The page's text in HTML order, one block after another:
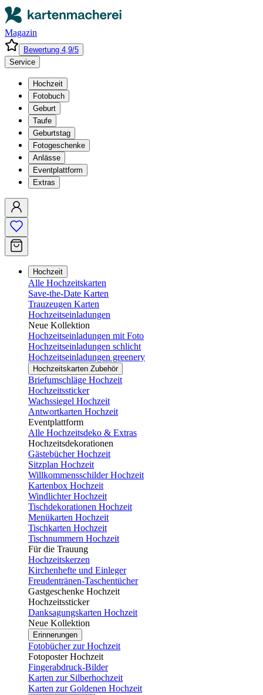
Magazin
Bewertung 4,9/5
Service
Hochzeit
Fotobuch
Geburt
Taufe
Geburtstag
Fotogeschenke
Anlässe
Eventplattform
Extras
Hochzeit
Alle Hochzeitskarten
Save-the-Date Karten
Trauzeugen Karten
Hochzeitseinladungen
Neue Kollektion
Hochzeitseinladungen mit Foto
Hochzeitseinladungen schlicht
Hochzeitseinladungen greenery
Hochzeitskarten Zubehör
Briefumschläge Hochzeit
Hochzeitssticker
Wachssiegel Hochzeit
Antwortkarten Hochzeit
Eventplattform
Alle Hochzeitsdeko & Extras
Hochzeitsdekorationen
Gästebücher Hochzeit
Sitzplan Hochzeit
Willkommensschilder Hochzeit
Kartenbox Hochzeit
Windlichter Hochzeit
Tischdekorationen Hochzeit
Menükarten Hochzeit
Tischkarten Hochzeit
Tischnummern Hochzeit
Für die Trauung
Hochzeitskerzen
Kirchenhefte und Einleger
Freudentränen-Taschentücher
Gastgeschenke Hochzeit
Hochzeitssticker
Danksagungskarten Hochzeit
Neue Kollektion
Erinnerungen
Fotobücher zur Hochzeit
Fotoposter Hochzeit
Fingerabdruck-Bilder
Karten zur Silberhochzeit
Karten zur Goldenen Hochzeit